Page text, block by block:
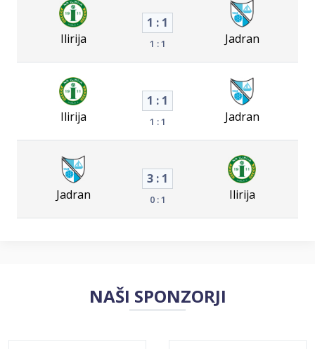
Ilirija
1 : 1
1 : 1 Jadran
Ilirija
1 : 1
1 : 1 Jadran
Jadran
3 : 1
0 : 1 Ilirija
NAŠI SPONZORJI